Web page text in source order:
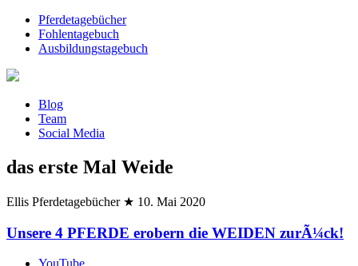
Pferdetagebücher
Fohlentagebuch
Ausbildungstagebuch
Blog
Team
Social Media
das erste Mal Weide
Ellis Pferdetagebücher ★ 10. Mai 2020
Unsere 4 PFERDE erobern die WEIDEN zurÃ¼ck!